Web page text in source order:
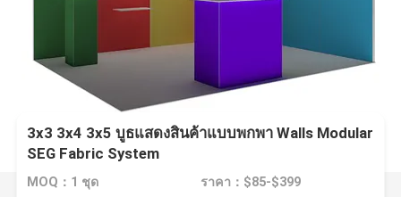
3x3 3x4 3x5 บูธแสดงสินค้าแบบพกพา Walls Modular
SEG Fabric System
MOQ：1 ชุด ราคา：$85-$399